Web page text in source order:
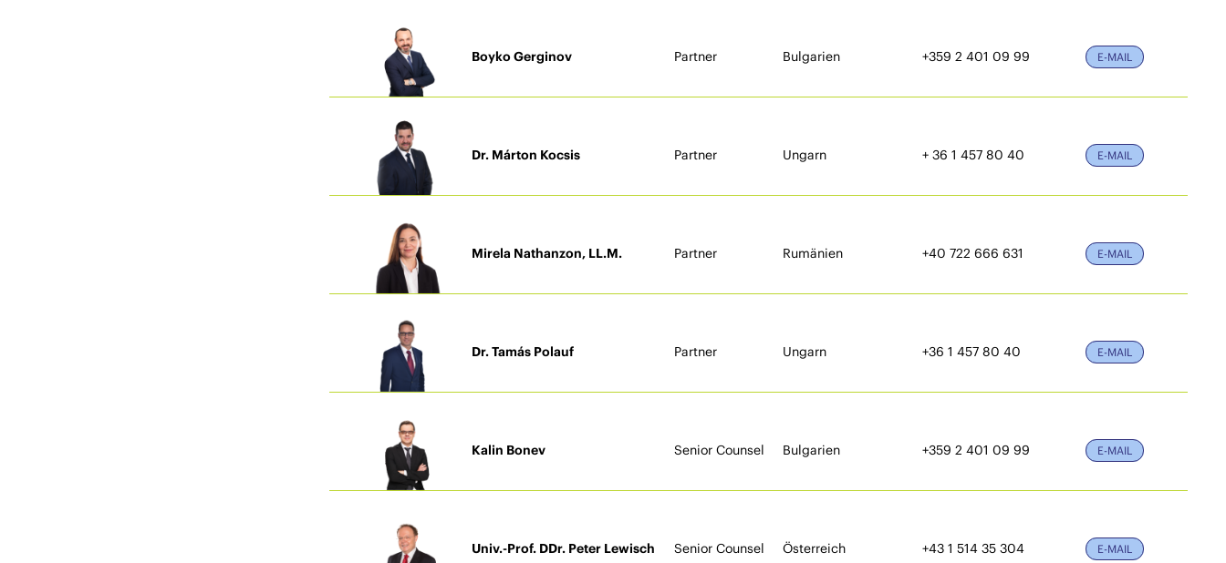
Boyko Gerginov Partner Bulgarien +359 2 401 09 99 E-MAIL
Dr. Márton Kocsis Partner Ungarn + 36 1 457 80 40 E-MAIL
Mirela Nathanzon, LL.M. Partner Rumänien +40 722 666 631 E-MAIL
Dr. Tamás Polauf Partner Ungarn +36 1 457 80 40 E-MAIL
Kalin Bonev Senior Counsel Bulgarien +359 2 401 09 99 E-MAIL
Univ.-Prof. DDr. Peter Lewisch Senior Counsel Österreich +43 1 514 35 304 E-MAIL